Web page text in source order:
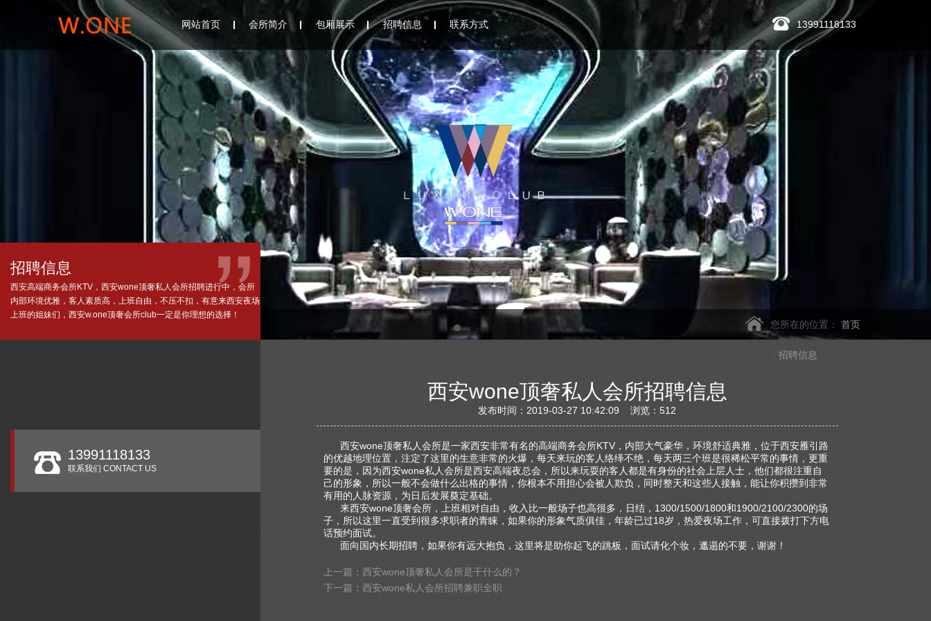
网站首页 会所简介 包厢展示 招聘信息 联系方式 13991118133
您所在的位置： 首页
招聘信息
招聘信息
西安高端商务会所KTV，西安wone顶奢私人会所招聘进行中，会所
内部环境优雅，客人素质高，上班自由，不压不扣，有意来西安夜场
上班的姐妹们，西安w.one顶奢会所club一定是你理想的选择！
13991118133
联系我们 CONTACT US
西安wone顶奢私人会所招聘信息
发布时间：2019-03-27 10:42:09 浏览：512
西安wone顶奢私人会所是一家西安非常有名的高端商务会所KTV，内部大气豪华，环境舒适典雅，位于西安雁引路
的优越地理位置，注定了这里的生意非常的火爆，每天来玩的客人络绎不绝，每天两三个班是很稀松平常的事情，更重
要的是，因为西安wone私人会所是西安高端夜总会，所以来玩耍的客人都是有身份的社会上层人士，他们都很注重自
己的形象，所以一般不会做什么出格的事情，你根本不用担心会被人欺负，同时整天和这些人接触，能让你积攒到非常
有用的人脉资源，为日后发展奠定基础。
来西安wone顶奢会所，上班相对自由，收入比一般场子也高很多，日结，1300/1500/1800和1900/2100/2300的场
子，所以这里一直受到很多求职者的青睐，如果你的形象气质俱佳，年龄已过18岁，热爱夜场工作，可直接拨打下方电
话预约面试。
面向国内长期招聘，如果你有远大抱负，这里将是助你起飞的跳板，面试请化个妆，邋遢的不要，谢谢！
上一篇：西安wone顶奢私人会所是干什么的？
下一篇：西安wone私人会所招聘兼职全职